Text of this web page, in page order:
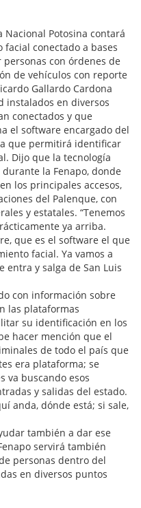
Nacional Potosina contará
conectado a bases
con órdenes de
de vehículos con reporte
Gallardo Cardona
instalados en diversos
conectados y que
el software encargado del
que permitirá identificar
Dijo que la tecnología
la Fenapo, donde
los principales accesos,
del Palenque, con
y estatales. “Tenemos
ya arriba.
que es el software el que
facial. Ya vamos a
entra y salga de San Luis
con información sobre
las plataformas
su identificación en los
hacer mención que el
de todo el país que
era plataforma; se
va buscando esos
y salidas del estado.
anda, dónde está; si sale,
también a dar ese
servirá también
personas dentro del
en diversos puntos